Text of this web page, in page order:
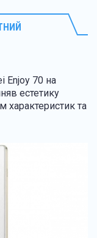
Enjoy 70 на
естетику
характеристик та